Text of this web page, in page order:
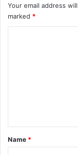
Your email address
marked *
*
Name *